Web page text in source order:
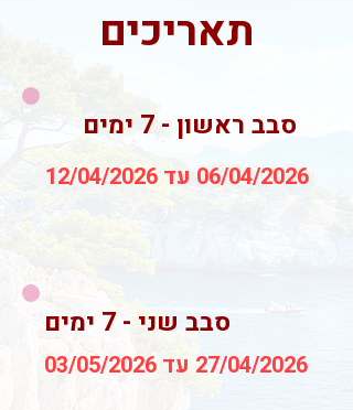
תאריכים
סבב ראשון - 7 ימים
06/04/2026 עד 12/04/2026
סבב שני - 7 ימים
27/04/2026 עד 03/05/2026